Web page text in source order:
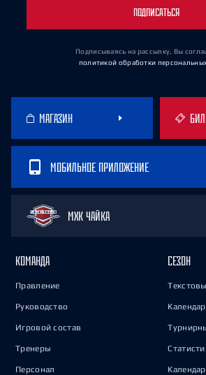
ПОДПИСАТЬСЯ
Подписываясь на рассылку, Вы
политикой обработки
МАГАЗИН
МОБИЛЬНОЕ ПРИЛОЖЕНИЕ
МХК ЧАЙКА
КОМАНДА
Правление
Руководство
Игровой состав
Тренеры
Персонал
СЕЗОН